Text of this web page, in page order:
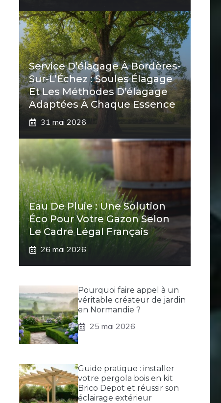
Service D’élagage À Bordères-
Sur-L’Échez : Soules Élagage
Et Les Méthodes D’élagage
Adaptées À Chaque Essence
31 mai 2026
Eau De Pluie : Une Solution
Éco Pour Votre Gazon Selon
Le Cadre Légal Français
26 mai 2026
Pourquoi faire appel à un
véritable créateur de jardin
en Normandie ?
25 mai 2026
Guide pratique : installer
votre pergola bois en kit
Brico Depot et réussir son
éclairage extérieur